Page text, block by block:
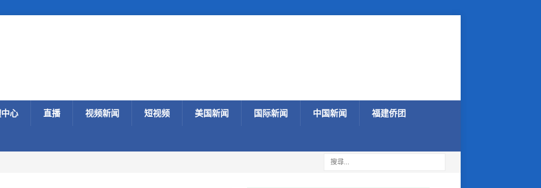
心 直播 视频新闻 短视频 美国新闻 国际新闻 中国新闻 福建侨团